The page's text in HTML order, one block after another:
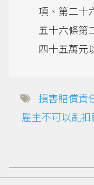
項、第二十
五十六條第
四十五萬元
損害賠償責
雇主不可以亂